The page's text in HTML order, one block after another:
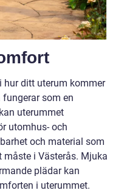
hur ditt uterum kommer
som en
uterummet
utomhus- och
och material som
måste i Västerås. Mjuka
plädar kan
i uterummet.